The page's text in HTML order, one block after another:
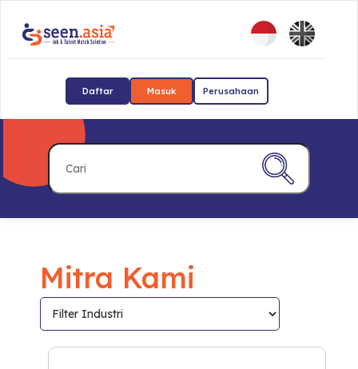
Daftar Masuk Perusahaan
Mitra Kami